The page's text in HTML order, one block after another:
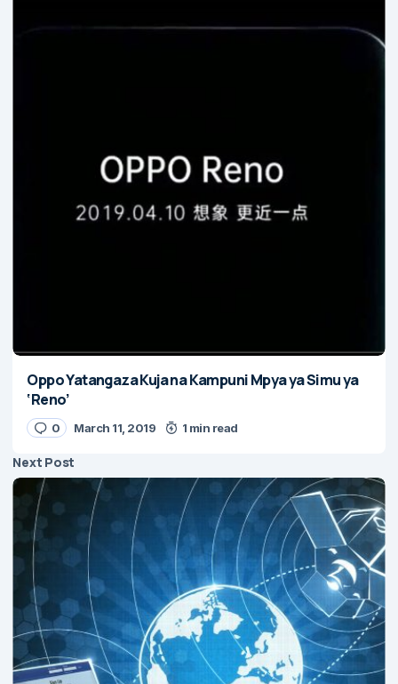
Oppo Yatangaza Kuja na Kampuni Mpya ya Simu ya
‘Reno’
0 March 11, 2019 1 min read
Next Post